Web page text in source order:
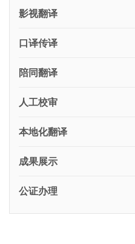
影视翻译
口译传译
陪同翻译
人工校审
本地化翻译
成果展示
公证办理